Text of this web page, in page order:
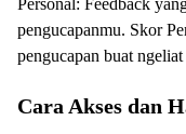
Personal: Feedback
pengucapanmu. Skor
pengucapan buat
Cara Akses dan